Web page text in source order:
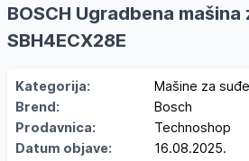
BOSCH Ugradbena mašina
SBH4ECX28E
Kategorija:
Mašine za suđe
Brend:
Bosch
Prodavnica:
Technoshop
Datum objave:
16.08.2025.